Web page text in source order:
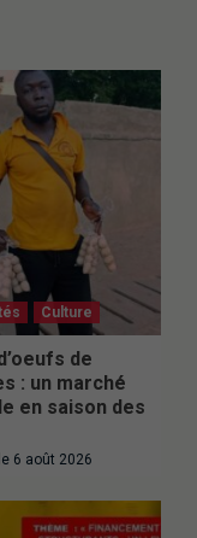
Culture
de
: un marché
en saison des
6 août 2026